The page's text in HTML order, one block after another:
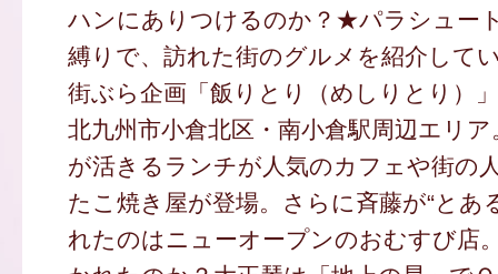
ハンにありつけるのか？★パラシュー
縛りで、訪れた街のグルメを紹介して
街ぶら企画「飯りとり（めしりとり）
北九州市小倉北区・南小倉駅周辺エリ
が活きるランチが人気のカフェや街の
たこ焼き屋が登場。さらに斉藤が“とあ
れたのはニューオープンのおむすび店